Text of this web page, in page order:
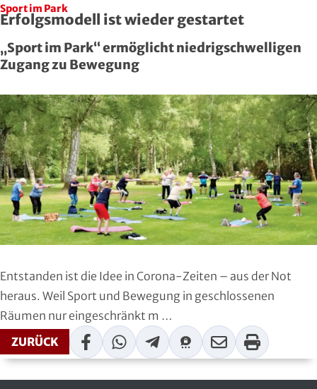
Sport im Park
Erfolgsmodell ist wieder gestartet
„Sport im Park“ ermöglicht niedrigschwelligen
Zugang zu Bewegung
Entstanden ist die Idee in Corona-Zeiten – aus der Not
heraus. Weil Sport und Bewegung in geschlossenen
Räumen nur eingeschränkt m …
ZURÜCK
FacebookWhatsAppTelegramThreema
Mail Print
Odenwald
Offenbach
Rheingau-Taunus
Schwalm-Eder
Vogelsberg
Waldeck-Frankenberg
Wetterau
Wiesbaden
Cricket
Dart
Eishockey
Eissport
Fechten
Floorball
Fußball
Gehörlosen Sport
Golf
Sportärzteverband